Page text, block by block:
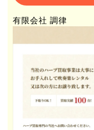
有限会社 調律